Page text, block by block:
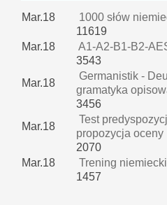
Mar.18
1000 słów
11619
Mar.18
A1-A2-B1-B2-
3543
Mar.18
Germanistik -
gramatyka
3456
Mar.18
Test
propozycja oceny
2070
Mar.18
Trening
1457